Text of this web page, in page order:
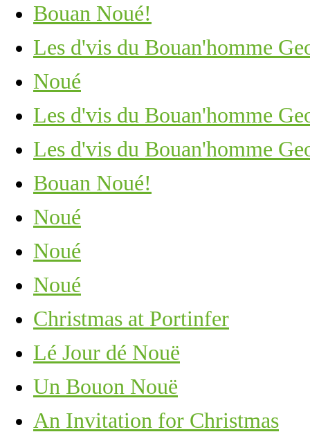
Bouan Noué!
Les d'vis du Bouan'homme
Noué
Les d'vis du Bouan'homme
Les d'vis du Bouan'homme
Bouan Noué!
Noué
Noué
Noué
Christmas at Portinfer
Lé Jour dé Nouë
Un Bouon Nouë
An Invitation for Christmas